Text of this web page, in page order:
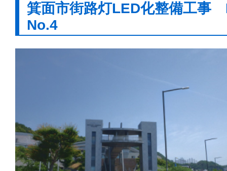
箕面市街路灯LED化整備工事
No.4